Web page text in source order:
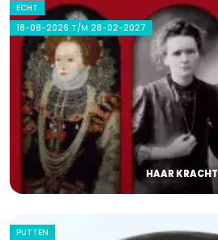
ECHT
18-08-2026 T/M 28-02-2027
HAAR KRACHT
PUTTEN